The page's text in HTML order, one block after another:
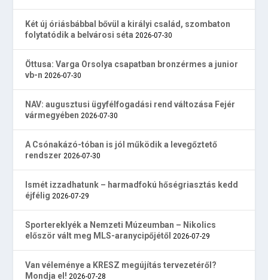
Két új óriásbábbal bővül a királyi család, szombaton
folytatódik a belvárosi séta 2026-07-30
Öttusa: Varga Orsolya csapatban bronzérmes a junior
vb-n 2026-07-30
NAV: augusztusi ügyfélfogadási rend változása Fejér
vármegyében 2026-07-30
A Csónakázó-tóban is jól működik a levegőztető
rendszer 2026-07-30
Ismét izzadhatunk – harmadfokú hőségriasztás kedd
éjfélig 2026-07-29
Sportereklyék a Nemzeti Múzeumban – Nikolics
először vált meg MLS-aranycipőjétől 2026-07-29
Van véleménye a KRESZ megújítás tervezetéről?
Mondja el! 2026-07-28